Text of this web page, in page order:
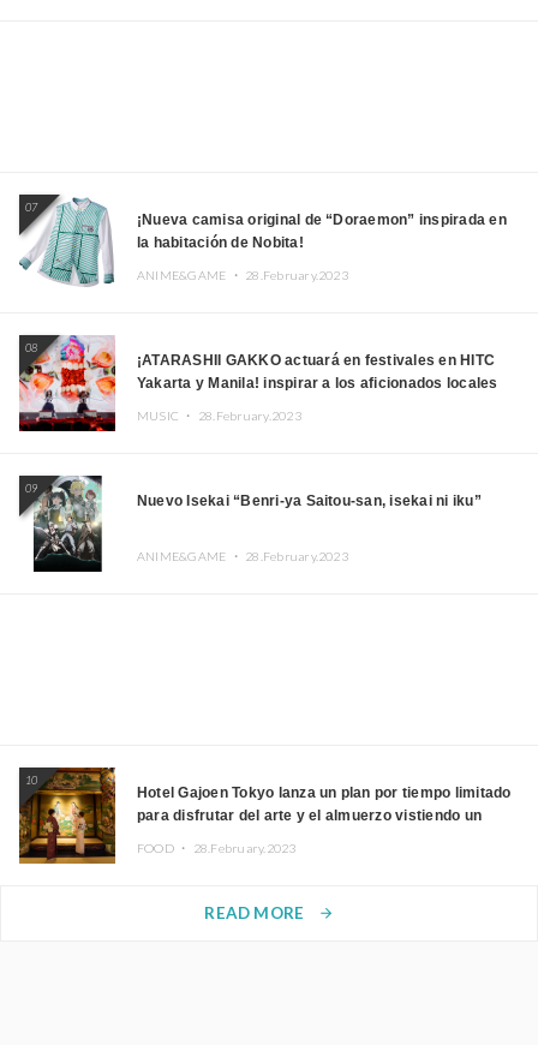
07
¡Nueva camisa original de “Doraemon” inspirada en
la habitación de Nobita!
ANIME&GAME ・ 28.February.2023
08
¡ATARASHII GAKKO actuará en festivales en HITC
Yakarta y Manila! inspirar a los aficionados locales
MUSIC ・ 28.February.2023
09
Nuevo Isekai “Benri-ya Saitou-san, isekai ni iku”
ANIME&GAME ・ 28.February.2023
10
Hotel Gajoen Tokyo lanza un plan por tiempo limitado
para disfrutar del arte y el almuerzo vistiendo un
FOOD ・ 28.February.2023
READ MORE arrow_forward